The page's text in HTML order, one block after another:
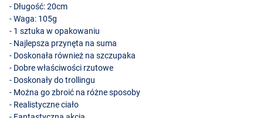
- Długość: 20cm
- Waga: 105g
- 1 sztuka w opakowaniu
- Najlepsza przynęta na suma
- Doskonała również na szczupaka
- Dobre właściwości rzutowe
- Doskonały do trollingu
- Można go zbroić na różne sposoby
- Realistyczne ciało